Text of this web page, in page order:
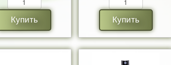
Купить Купить